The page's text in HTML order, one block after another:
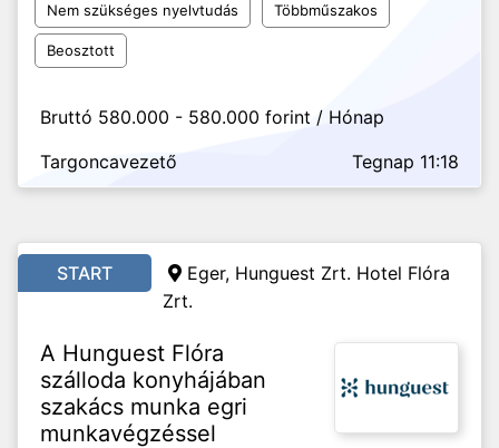
Nem szükséges nyelvtudás Többműszakos
Beosztott
Bruttó 580.000 - 580.000 forint / Hónap
Targoncavezető
Tegnap 11:18
START
Eger, Hunguest Zrt. Hotel Flóra
Zrt.
A Hunguest Flóra
szálloda konyhájában
szakács munka egri
munkavégzéssel